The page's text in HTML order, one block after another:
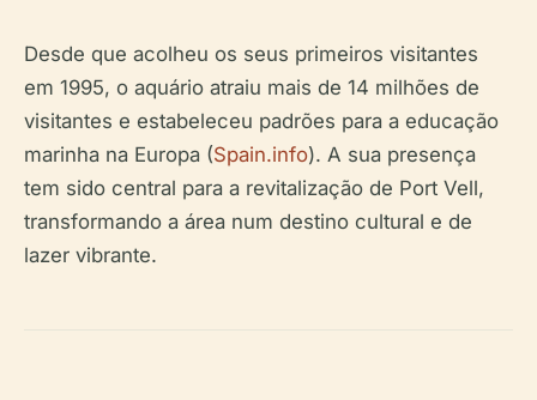
Desde que acolheu os seus primeiros visitantes
em 1995, o aquário atraiu mais de 14 milhões de
visitantes e estabeleceu padrões para a educação
marinha na Europa (Spain.info). A sua presença
tem sido central para a revitalização de Port Vell,
transformando a área num destino cultural e de
lazer vibrante.